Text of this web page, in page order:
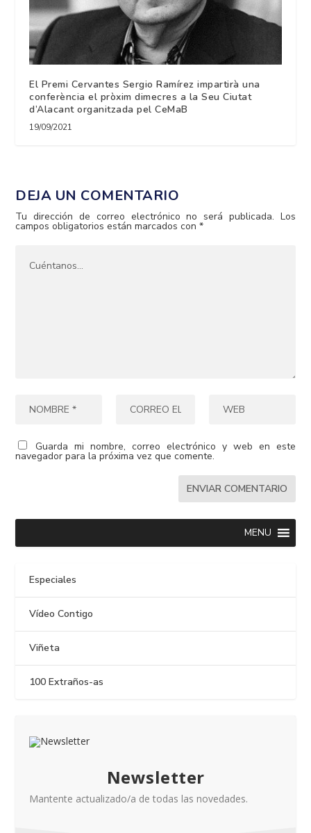
El Premi Cervantes Sergio Ramírez impartirà una
conferència el pròxim dimecres a la Seu Ciutat
d’Alacant organitzada pel CeMaB
19/09/2021
DEJA UN COMENTARIO
Tu dirección de correo electrónico no será publicada. Los
campos obligatorios están marcados con*
Guarda mi nombre, correo electrónico y web en este
navegador para la próxima vez que comente.
MENU
Especiales
Vídeo Contigo
Viñeta
100 Extraños-as
Newsletter
Mantente actualizado/a de todas las novedades.